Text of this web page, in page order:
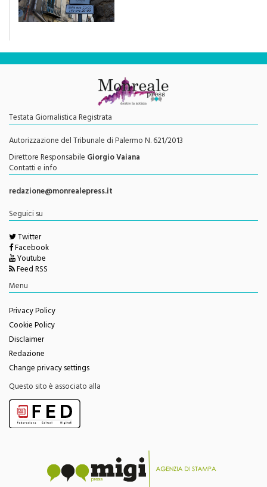
Testata Giornalistica Registrata
Autorizzazione del Tribunale di Palermo N. 621/2013
Direttore ResponsabileGiorgio Vaiana
Contatti e info
redazione@monrealepress.it
Seguici su
Twitter
Facebook
Youtube
Feed RSS
Privacy Policy
Cookie Policy
Disclaimer
Redazione
Change privacy settings
Questo sito è associato alla